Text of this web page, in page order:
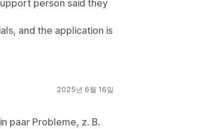
person said they
and the application is
2025년 6월 16일
paar Probleme, z. B.